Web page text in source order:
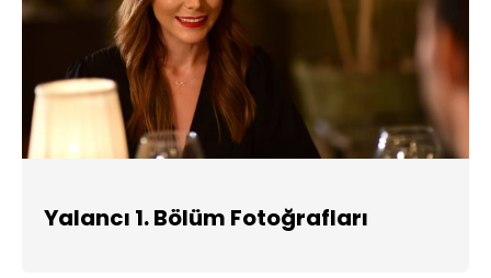
Yalancı 1. Bölüm Fotoğrafları